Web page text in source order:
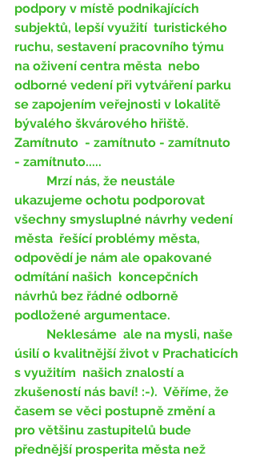
podpory v místě podnikajících
subjektů, lepší využití  turistického
ruchu, sestavení pracovního týmu
na oživení centra města  nebo
odborné vedení při vytváření parku
se zapojením veřejnosti v lokalitě
bývalého škvárového hřiště.
Zamítnuto  - zamítnuto - zamítnuto
- zamítnuto.....
ukazujeme ochotu podporovat
všechny smysluplné návrhy vedení
města  řešící problémy města,
odpovědí je nám ale opakované
odmítání našich  koncepčních
návrhů bez řádné odborně
podložené argumentace.
úsilí o kvalitnější život v Prachaticích
s využitím  našich znalostí a
zkušeností nás baví! :-).  Věříme, že
časem se věci postupně změní a
pro většinu zastupitelů bude
přednější prosperita města než